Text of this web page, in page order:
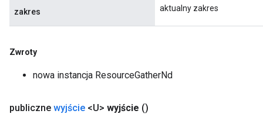
zakres aktualny zakres
Zwroty
nowa instancja ResourceGatherNd
publiczne wyjście <U> wyjście ()